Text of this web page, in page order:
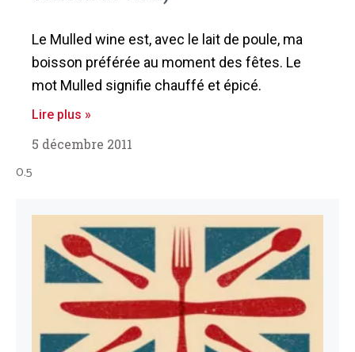
Le Mulled wine est, avec le lait de poule, ma
boisson préférée au moment des fêtes. Le
mot Mulled signifie chauffé et épicé.
Lire plus »
5 décembre 2011